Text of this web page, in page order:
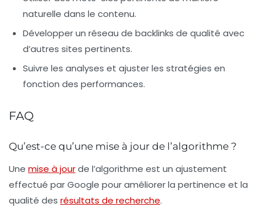
naturelle dans le contenu.
Développer un réseau de backlinks de qualité avec
d’autres sites pertinents.
Suivre les analyses et ajuster les stratégies en
fonction des performances.
FAQ
Qu’est-ce qu’une mise à jour de l’algorithme ?
Une mise à jourde l’algorithme est un ajustement
effectué par Google pour améliorer la pertinence et la
qualité des résultats de recherche.